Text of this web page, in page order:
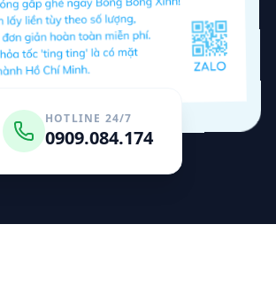
HOTLINE 24/7
0909.084.174